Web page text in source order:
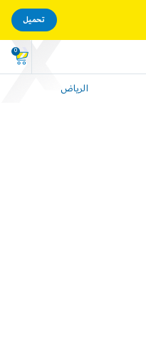
0
الرياض
تحميل